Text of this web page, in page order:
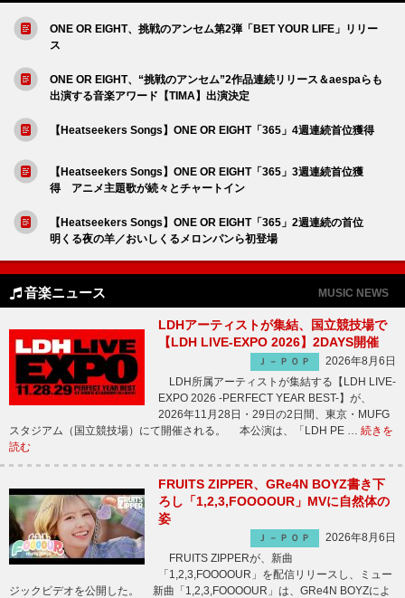
ONE OR EIGHT、挑戦のアンセム第2弾「BET YOUR LIFE」リリー
ス
ONE OR EIGHT、“挑戦のアンセム”2作品連続リリース＆aespaらも
出演する音楽アワード【TIMA】出演決定
【Heatseekers Songs】ONE OR EIGHT「365」4週連続首位獲得
【Heatseekers Songs】ONE OR EIGHT「365」3週連続首位獲
得 アニメ主題歌が続々とチャートイン
【Heatseekers Songs】ONE OR EIGHT「365」2週連続の首位
明くる夜の羊／おいしくるメロンパンら初登場
音楽ニュース MUSIC NEWS
LDHアーティストが集結、国立競技場で
【LDH LIVE-EXPO 2026】2DAYS開催
Ｊ－ＰＯＰ
2026年8月6日
LDH所属アーティストが集結する【LDH LIVE-
EXPO 2026 -PERFECT YEAR BEST-】が、
2026年11月28日・29日の2日間、東京・MUFG
スタジアム（国立競技場）にて開催される。 本公演は、「LDH PE … 続きを
読む
FRUITS ZIPPER、GRe4N BOYZ書き下
ろし「1,2,3,FOOOOUR」MVに自然体の
姿
Ｊ－ＰＯＰ
2026年8月6日
FRUITS ZIPPERが、新曲
「1,2,3,FOOOOUR」を配信リリースし、ミュー
ジックビデオを公開した。 新曲「1,2,3,FOOOOUR」は、GRe4N BOYZによ